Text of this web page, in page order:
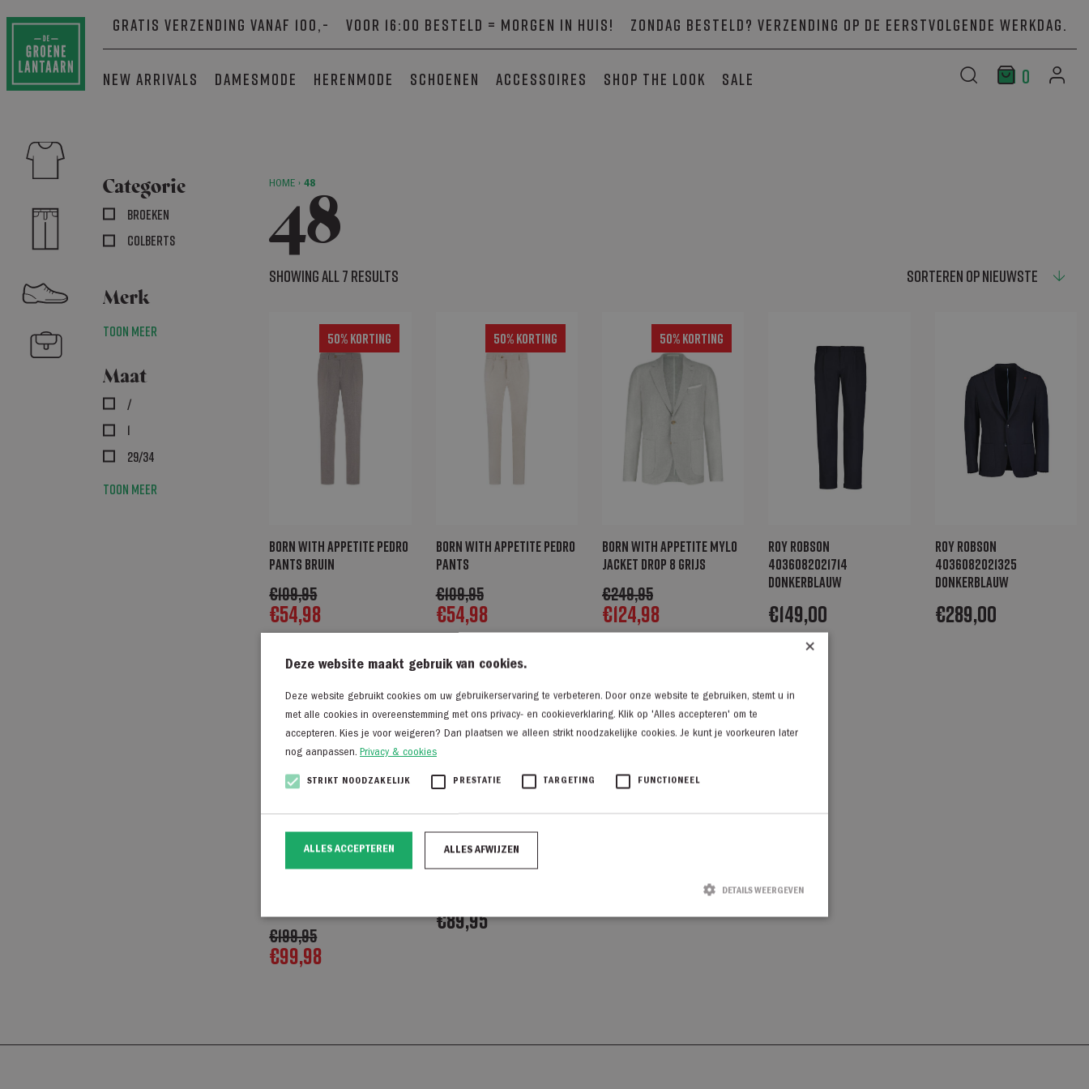
Gratis verzending vanaf 100,- Voor 16:00 besteld = morgen in huis! Zondag besteld? Verzending op de eerstvolgende werkdag.
New arrivals Damesmode Herenmode Schoenen Accessoires SHOP THE LOOK Sale 0
Categorie
Broeken
Colberts
Merk
Toon meer
Maat
/
1
29/34
Toon meer
HOME ›48
48
Showing all 7 results
50% Korting
Born with Appetite Pedro
pants bruin
€109,95
€54,98
50% Korting
Born with Appetite Pedro
pants
€109,95
€54,98
50% Korting
Born with Appetite Mylo
jacket drop 8 grijs
€249,95
€124,98
Roy Robson
4036082021714
donkerblauw
€149,00
Roy Robson
4036082021325
donkerblauw
€289,00
€199,95
€99,98
€89,95
×
Deze website maakt gebruik van cookies.
Deze website gebruikt cookies om uw gebruikerservaring te verbeteren. Door onze website te gebruiken, stemt u in
met alle cookies in overeenstemming met ons privacy- en cookieverklaring. Klik op 'Alles accepteren' om te
accepteren. Kies je voor weigeren? Dan plaatsen we alleen strikt noodzakelijke cookies. Je kunt je voorkeuren later
nog aanpassen. Privacy & cookies
STRIKT NOODZAKELIJK PRESTATIE TARGETING FUNCTIONEEL
ALLES ACCEPTEREN ALLES AFWIJZEN
DETAILS WEERGEVEN
degroenelantaarnmode.nl
de cookievoorkeuren van bezoekers te onthouden. De cookie-